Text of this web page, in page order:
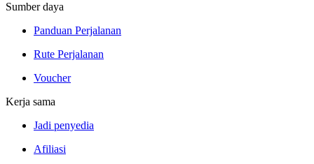
Sumber daya
Panduan Perjalanan
Rute Perjalanan
Voucher
Kerja sama
Jadi penyedia
Afiliasi